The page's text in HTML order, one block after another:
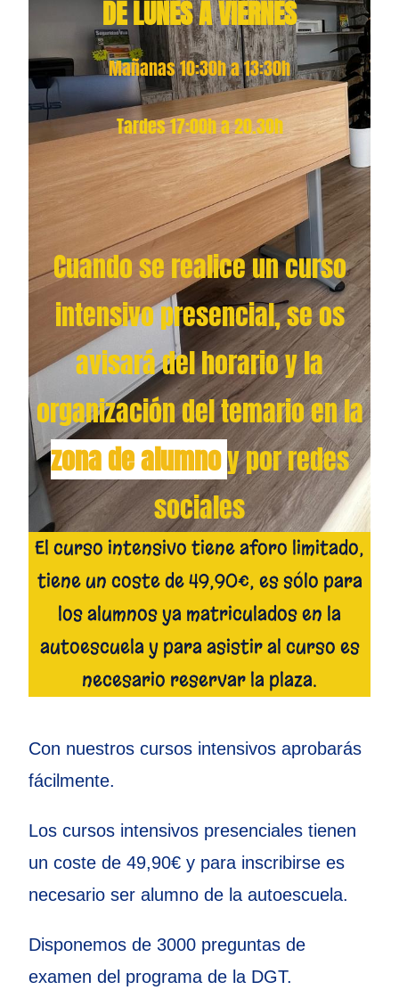
DE LUNES A VIERNES
Mañanas 10:30h a 13:30h
Tardes 17:00h a 20.30h
Cuando se realice un curso
intensivo presencial, se os
avisará del horario y la
organización del temario en la
zona de alumnoy por redes
sociales
El curso intensivo tiene aforo limitado,
tiene un coste de 49,90€, es sólo para
los alumnos ya matriculados en la
autoescuela y para asistir al curso es
necesario reservar la plaza.
Con nuestros cursos intensivos aprobarás
fácilmente.
Los cursos intensivos presenciales tienen
un coste de 49,90€ y para inscribirse es
necesario ser alumno de la autoescuela.
Disponemos de 3000 preguntas de
examen del programa de la DGT.